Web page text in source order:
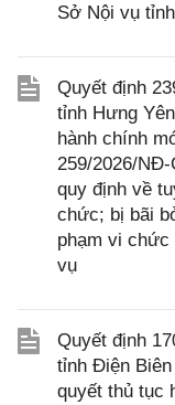
Sở Nội vụ
Quyết định
tỉnh Hưng
hành chính
259/2026/NĐ-
quy định về
chức; bị bãi
phạm vi chức
vụ
Quyết định
tỉnh Điện
quyết thủ tục